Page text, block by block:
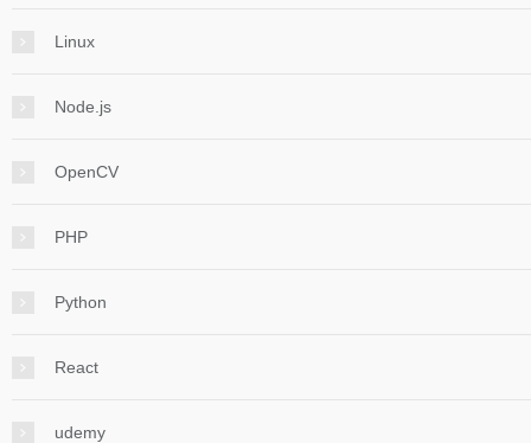
Linux
Node.js
OpenCV
PHP
Python
React
udemy